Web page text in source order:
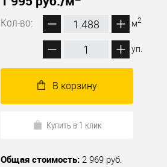
Кол-во:
м2
уп.
В корзину
Купить в 1 клик
Общая стоимость: 2 969 руб.